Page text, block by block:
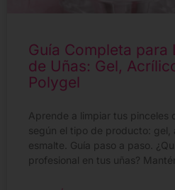
Guía Completa para
de Uñas: Gel,
Polygel
Aprende a limpiar tus pinceles
según el tipo de producto: gel,
esmalte. Guía paso a paso.
profesional en tus uñas?